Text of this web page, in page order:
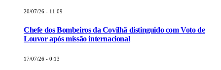
20/07/26 - 11:09
Chefe dos Bombeiros da Covilhã distinguido com Voto de
Louvor após missão internacional
17/07/26 - 0:13